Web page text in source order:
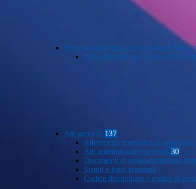
Piano triennale per la prevenzione della
Piano triennale per la prevenzione
Atti generali 137
Riferimenti normativi su
Atti amministrativi generali 30
Documenti di programmazione
Statuti e leggi regionali
Codice disciplinare e codice di